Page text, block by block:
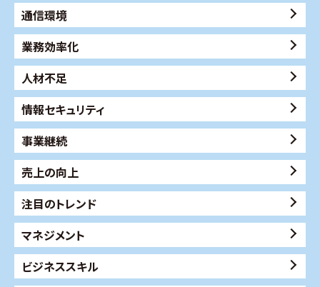
通信環境
業務効率化
人材不足
情報セキュリティ
事業継続
売上の向上
注目のトレンド
マネジメント
ビジネススキル